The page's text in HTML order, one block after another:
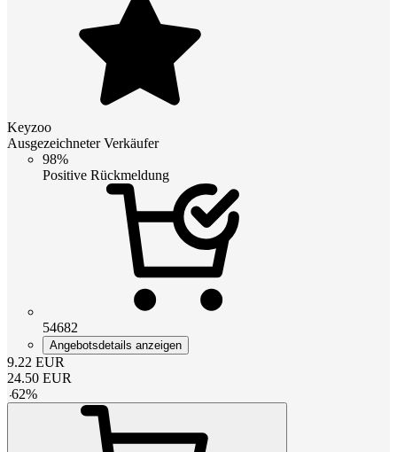
Keyzoo
Ausgezeichneter Verkäufer
98%
Positive Rückmeldung
54682
Angebotsdetails anzeigen
9.22 EUR
24.50 EUR
-62%